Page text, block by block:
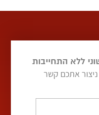
ללא התחייבות
אתכם קשר